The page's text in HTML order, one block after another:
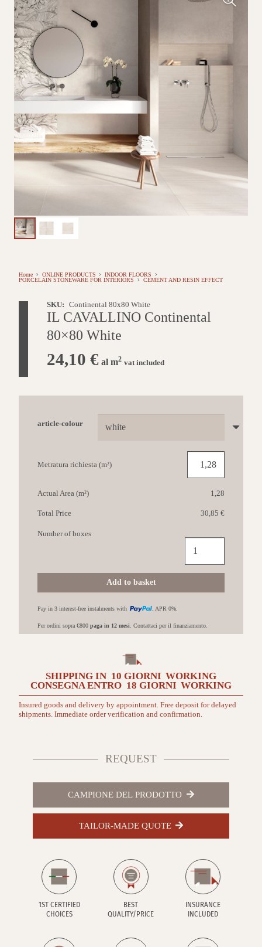
Home ONLINE PRODUCTS
INDOOR FLOORS
PORCELAIN STONEWARE FOR INTERIORS
CEMENT AND RESIN EFFECT
SKU: Continental 80x80 White
IL CAVALLINO Continental
80×80 White
24,10 € al m2 vat included
article-colour
Metratura richiesta (m²)
Actual Area (m²) 1,28
Total Price 30,85 €
CAVALLINO
Continental
Add to basket
Number of boxes
Pay in 3 interest-free instalments with . APR 0%.
Per ordini sopra €800 paga in 12 mesi . Contattaci per il finanziamento.
SHIPPING IN 10 GIORNI WORKING
CONSEGNA ENTRO 18 GIORNI WORKING
Insured goods and delivery by appointment. Free deposit for delayed
shipments. Immediate order verification and confirmation.
REQUEST
CAMPIONE DEL PRODOTTO
TAILOR-MADE QUOTE
1ST CERTIFIED
CHOICES
BEST
QUALITY/PRICE
INSURANCE
INCLUDED